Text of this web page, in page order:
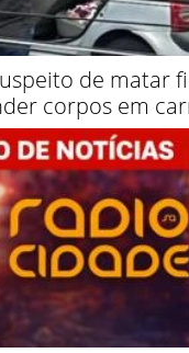
de matar
corpos em